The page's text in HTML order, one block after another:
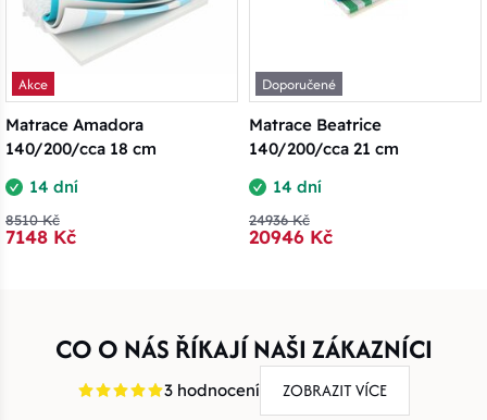
Akce
Matrace Amadora
140/200/cca 18 cm
14 dní
8510 Kč
7148 Kč
Doporučené
Matrace Beatrice
140/200/cca 21 cm
14 dní
24936 Kč
20946 Kč
CO O NÁS ŘÍKAJÍ NAŠI ZÁKAZNÍCI
3 hodnocení ZOBRAZIT VÍCE